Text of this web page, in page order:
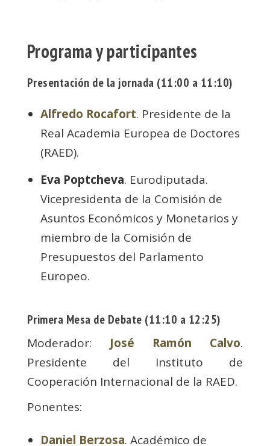
Programa y participantes
Presentación de la jornada (11:00 a 11:10)
Alfredo Rocafort. Presidente de la
Real Academia Europea de Doctores
(RAED).
Eva Poptcheva. Eurodiputada.
Vicepresidenta de la Comisión de
Asuntos Económicos y Monetarios y
miembro de la Comisión de
Presupuestos del Parlamento
Europeo.
Primera Mesa de Debate (11:10 a 12:25)
Moderador: José Ramón Calvo.
Presidente del Instituto de
Cooperación Internacional de la RAED.
Ponentes:
Daniel Berzosa. Académico de